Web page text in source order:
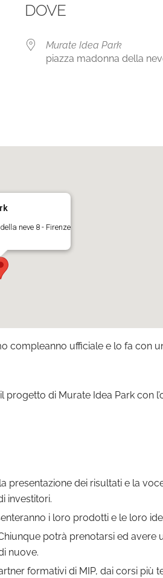
DOVE
Murate Idea Park
piazza madonna della
neve 8 - Firenze
compleanno ufficiale e lo fa con
di Murate Idea Park con
presentazione dei risultati e la
investitori.
i loro prodotti e le loro
potrà prenotarsi ed
nuove.
formativi di MIP, dai corsi più